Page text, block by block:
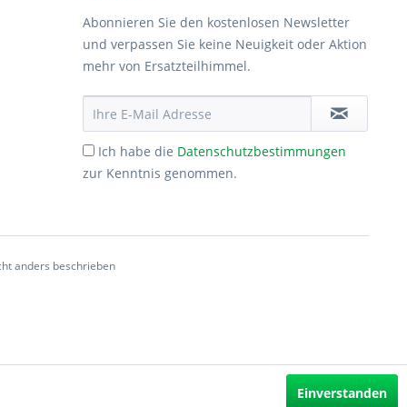
Abonnieren Sie den kostenlosen Newsletter
und verpassen Sie keine Neuigkeit oder Aktion
mehr von Ersatzteilhimmel.
Ich habe die Datenschutzbestimmungen
zur Kenntnis genommen.
anders beschrieben
Einverstanden